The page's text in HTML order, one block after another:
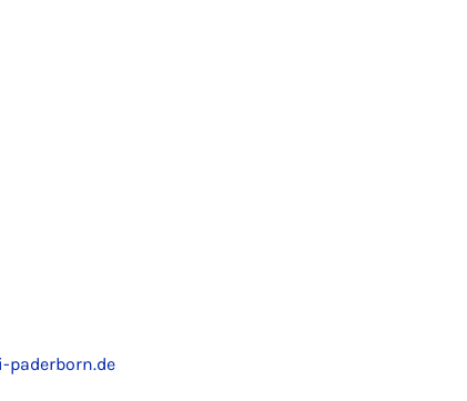
paderborn.de